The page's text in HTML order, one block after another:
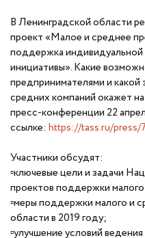
В Ленинградской области
проект «Малое и среднее
поддержка
инициативы». Какие
предпринимателями и
средних компаний окажет
пресс-конференции 22
ссылке: https://tass.ru/press/
Участники обсудят:
▫ключевые цели и задачи
проектов поддержки
▫меры поддержки малого и
области в 2019 году;
▫улучшение условий